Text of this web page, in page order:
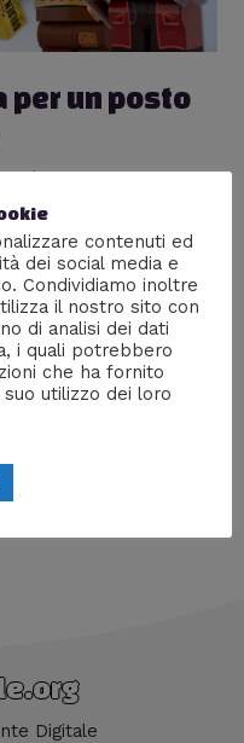
per un posto
J
LEGO Ideas un
“Fabbrica di
potrà essere
italiano fatto coi
suo essere al primo
giocattoli alla sua
sparsi …
Digitale
contenuti ed
dei social media e
Condividiamo inoltre
il nostro sito con
di analisi dei dati
i quali potrebbero
che ha fornito
utilizzo dei loro